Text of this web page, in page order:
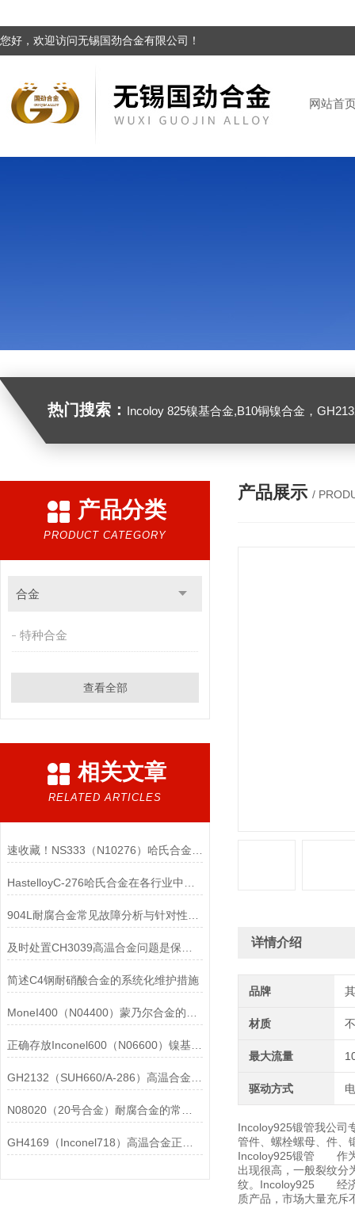
您好，欢迎访问无锡国劲合金有限公司！
网站首
热门搜索： Incoloy 825镍基合金,B10铜镍合金，GH2132高温合金，C276
产品分类
PRODUCT CATEGORY
合金
特种合金
查看全部
相关文章
RELATED ARTICLES
简述C4钢耐硝酸合金的系统化维护措施
正确存放Inconel600（N06600）镍基合金的重要性介绍
产品展示 /
详情介绍
品牌
材质
最大流量
驱动方式
Incoloy925锻管我公司
管件、螺栓螺母、件、
Incoloy925锻管 作为
出现很高，一般裂纹分
纹。Incoloy925 经济
质产品，市场大量充斥